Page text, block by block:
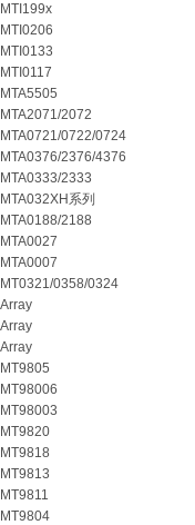
MTI199x
MTI0206
MTI0133
MTI0117
MTA5505
MTA2071/2072
MTA0721/0722/0724
MTA0376/2376/4376
MTA0333/2333
MTA032XH系列
MTA0188/2188
MTA0027
MTA0007
MT0321/0358/0324
Array
Array
Array
MT9805
MT98006
MT98003
MT9820
MT9818
MT9813
MT9811
MT9804